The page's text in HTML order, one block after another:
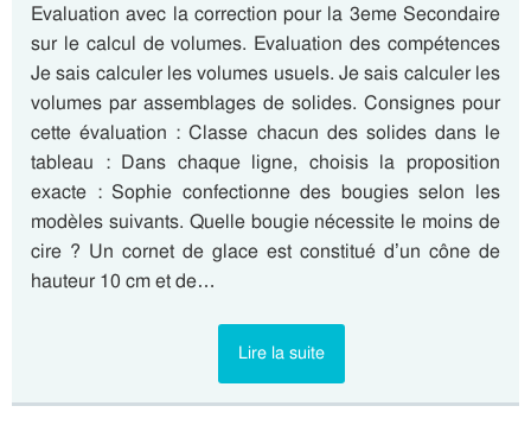
Evaluation avec la correction pour la 3eme Secondaire
sur le calcul de volumes. Evaluation des compétences
Je sais calculer les volumes usuels. Je sais calculer les
volumes par assemblages de solides. Consignes pour
cette évaluation : Classe chacun des solides dans le
tableau : Dans chaque ligne, choisis la proposition
exacte : Sophie confectionne des bougies selon les
modèles suivants. Quelle bougie nécessite le moins de
cire ? Un cornet de glace est constitué d’un cône de
hauteur 10 cm et de…
Lire la suite